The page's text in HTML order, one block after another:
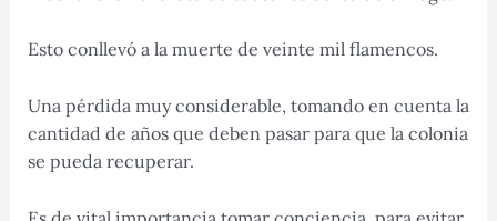
Esto conllevó a la muerte de veinte mil flamencos.
Una pérdida muy considerable, tomando en cuenta la
cantidad de años que deben pasar para que la colonia
se pueda recuperar.